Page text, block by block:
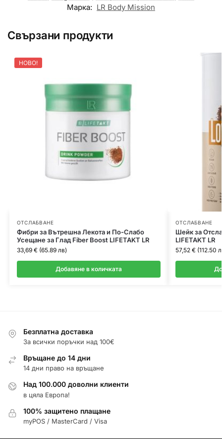
Марка: LR Body Mission
Свързани продукти
НОВО!
ОТСЛАБВАНЕ
Фибри за Вътрешна Лекота и По-Слабо
Усещане за Глад Fiber Boost LIFETAKT LR
33,69 € (65.89 лв)
Добавяне в количката
ОТСЛАБВАНЕ
Шейк за
LIFETAKT LR
57,52 € (112.50
Безплатна доставка
За всички поръчки над 100€
Връщане до 14 дни
14 дни право на връщане
Над 100.000 доволни клиенти
в цяла Европа!
100% защитено плащане
myPOS / MasterCard / Visa